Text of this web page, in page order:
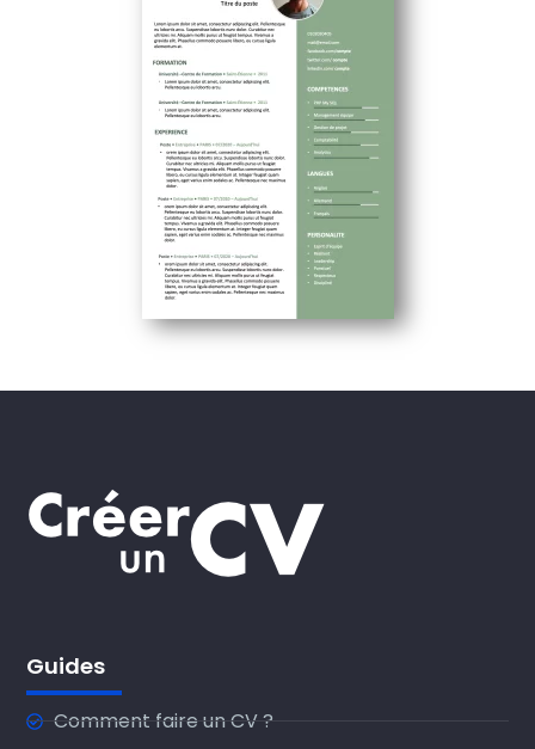
Guides
Comment faire un CV ?